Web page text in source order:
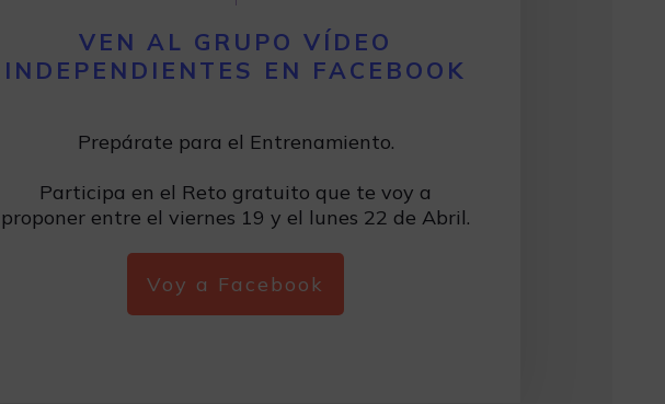
VEN AL GRUPO VÍDEO
INDEPENDIENTES EN FACEBOOK
Prepárate para el Entrenamiento.
Participa en el Reto gratuito que te voy a
proponer entre el viernes 19 y el lunes 22 de Abril.
Voy a Facebook